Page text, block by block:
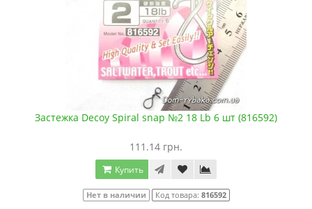
Застежка Decoy Spiral snap №2 18 Lb 6 шт (816592)
111.14 грн.
Купить
Нет в наличии Код товара: 816592